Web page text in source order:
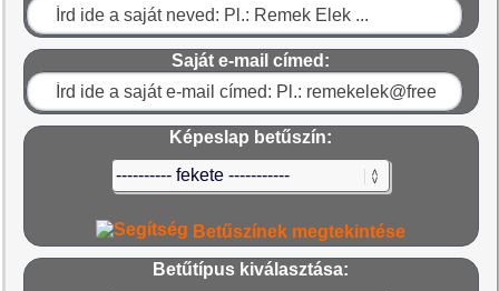
Saját e-mail címed:
Képeslap betűszín:
Betűszínek megtekintése
Betűtípus kiválasztása: